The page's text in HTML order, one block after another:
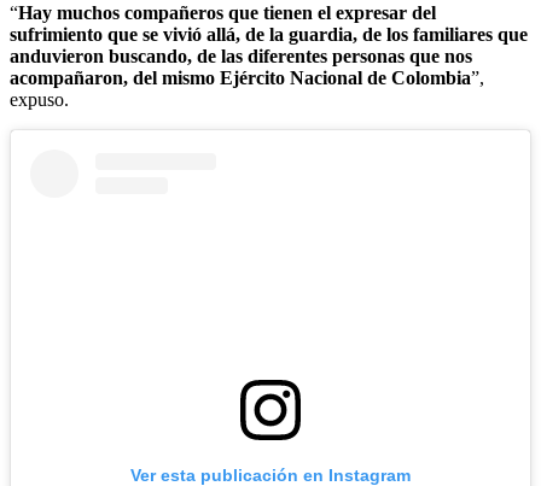
“Hay muchos compañeros que tienen el expresar del
sufrimiento que se vivió allá, de la guardia, de los familiares que
anduvieron buscando, de las diferentes personas que nos
acompañaron, del mismo Ejército Nacional de Colombia”,
expuso.
Ver esta publicación en Instagram